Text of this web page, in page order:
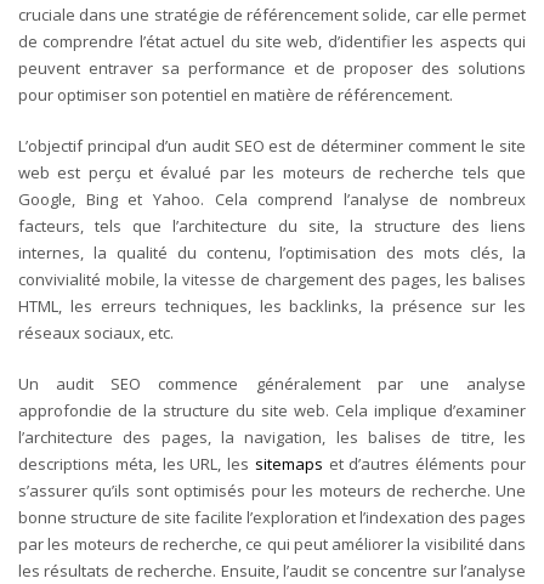
cruciale dans une stratégie de référencement solide, car elle permet
de comprendre l’état actuel du site web, d’identifier les aspects qui
peuvent entraver sa performance et de proposer des solutions
pour optimiser son potentiel en matière de référencement.
L’objectif principal d’un audit SEO est de déterminer comment le site
web est perçu et évalué par les moteurs de recherche tels que
Google, Bing et Yahoo. Cela comprend l’analyse de nombreux
facteurs, tels que l’architecture du site, la structure des liens
internes, la qualité du contenu, l’optimisation des mots clés, la
convivialité mobile, la vitesse de chargement des pages, les balises
HTML, les erreurs techniques, les backlinks, la présence sur les
réseaux sociaux, etc.
Un audit SEO commence généralement par une analyse
approfondie de la structure du site web. Cela implique d’examiner
l’architecture des pages, la navigation, les balises de titre, les
descriptions méta, les URL, les sitemaps et d’autres éléments pour
s’assurer qu’ils sont optimisés pour les moteurs de recherche. Une
bonne structure de site facilite l’exploration et l’indexation des pages
par les moteurs de recherche, ce qui peut améliorer la visibilité dans
les résultats de recherche. Ensuite, l’audit se concentre sur l’analyse